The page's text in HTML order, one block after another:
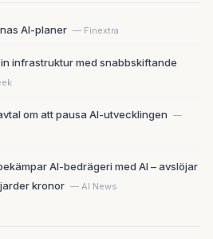
AI-planer — Finextra
infrastruktur med snabbskiftande
om att pausa AI-utvecklingen —
AI-bedrägeri med AI – avslöjar
kronor — AI News